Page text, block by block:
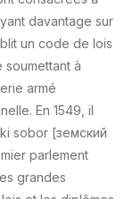
davantage sur
un code de lois
soumettant à
armé
En 1549, il
sobor [земский
parlement
grandes